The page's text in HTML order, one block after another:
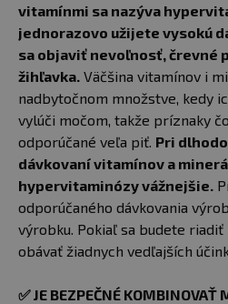
vitamínmi sa nazýva
jednorazovo užijete vysokú
sa objaviť nevoľnosť, črevné
žihľavka. Väčšina vitamínov i
nadbytočnom množstve, kedy
vylúči močom, takže príznaky
odporúčané veľa piť. Pri
dávkovaní vitamínov a
hypervitaminózy vážnejšie.
odporúčaného dávkovania
výrobku. Pokiaľ sa budete riadiť
obávať žiadnych vedľajších
✅ JE BEZPEČNÉ